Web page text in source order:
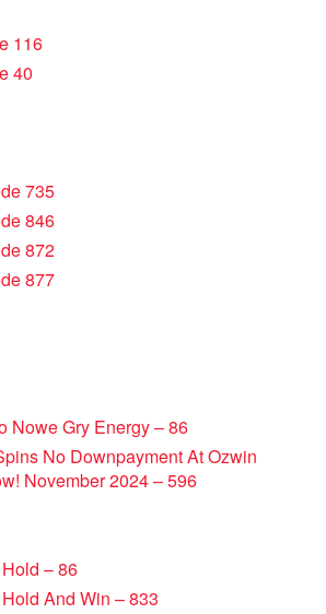
116
40
735
846
872
877
Nowe Gry Energy – 86
No Downpayment At Ozwin
November 2024 – 596
– 86
And Win – 833